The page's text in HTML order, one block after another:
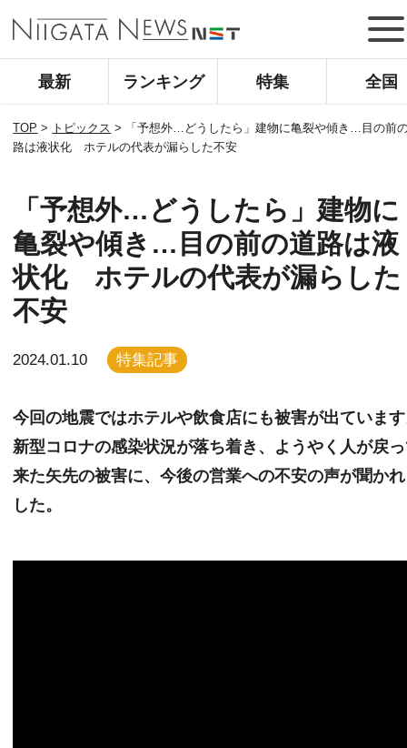
最新 ランキング 特集 全国
TOP > トピックス >
「予想外…どうしたら」建物に亀裂や傾き…目の前
路は液状化 ホテルの代表が漏らした不安
「予想外…どうしたら」建物に
亀裂や傾き…目の前の道路は液
状化 ホテルの代表が漏らした
不安
2024.01.10 特集記事
今回の地震ではホテルや飲食店にも被害が出ていま
新型コロナの感染状況が落ち着き、ようやく人が戻
来た矢先の被害に、今後の営業への不安の声が聞か
した。